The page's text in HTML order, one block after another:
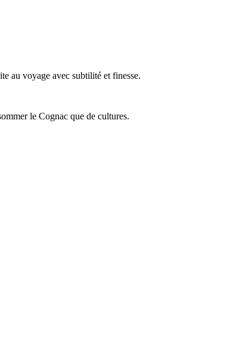
au voyage avec subtilité et finesse.
le Cognac que de cultures.